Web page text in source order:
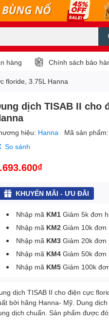
hàng Chính sách bảo
floride, 3.75L Hanna
dịch TISAB II cho
hiệu: Hanna Mã sản phẩm:
So sánh
KHUYẾN MÃI - ƯU ĐÃI
Nhập mã KM1 Giảm 5k đơn
Nhập mã KM2 Giảm 10k
Nhập mã KM3 Giảm 20k
Nhập mã KM4 Giảm 50k
Nhập mã KM5 Giảm 100k
dịch TISAB II cho điện cực
bởi hãng Hanna- Mỹ. Dung
dịch chuẩn. Sản phẩm được